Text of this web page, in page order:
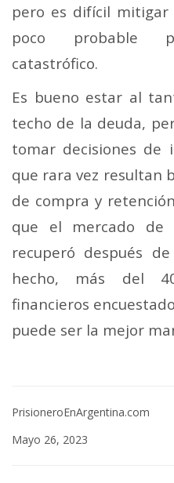
pero es difícil
poco probable
catastrófico.
Es bueno estar al
techo de la deuda,
tomar decisiones de
que rara vez resultan
de compra y
que el mercado de
recuperó después
hecho, más del
financieros
puede ser la mejor
PrisioneroEnArgentina.com
Mayo 26, 2023